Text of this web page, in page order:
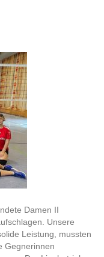
Damen II
Unsere
Leistung, mussten
Gegnerinnen